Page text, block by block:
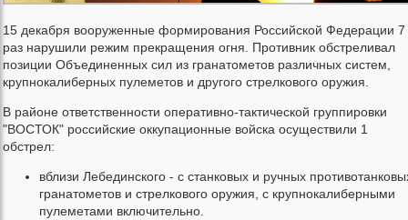
15 декабря вооруженные формирования Российской Федерации 7
раз нарушили режим прекращения огня. Противник обстреливал
позиции Объединенных сил из гранатометов различных систем,
крупнокалиберных пулеметов и другого стрелкового оружия.
В районе ответственности оперативно-тактической группировки
"ВОСТОК" российские оккупационные войска осуществили 1
обстрел:
вблизи Лебединского - с станковых и ручных
гранатометов и стрелкового оружия, с крупнокалиберными
пулеметами включительно.